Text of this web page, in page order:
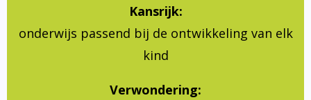
Kansrijk:
onderwijs passend bij de ontwikkeling van elk
kind
Verwondering: